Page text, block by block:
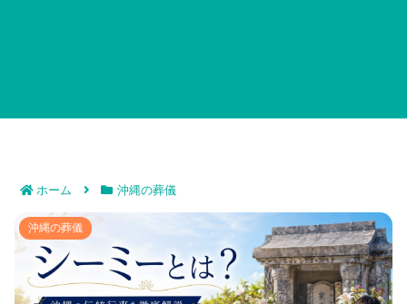
ホーム 沖縄の葬儀
シーミーとは沖縄の伝統行事について徹底解説｜2024
年の日程から準備・お供えの意味までまるわかり！
沖縄の葬儀